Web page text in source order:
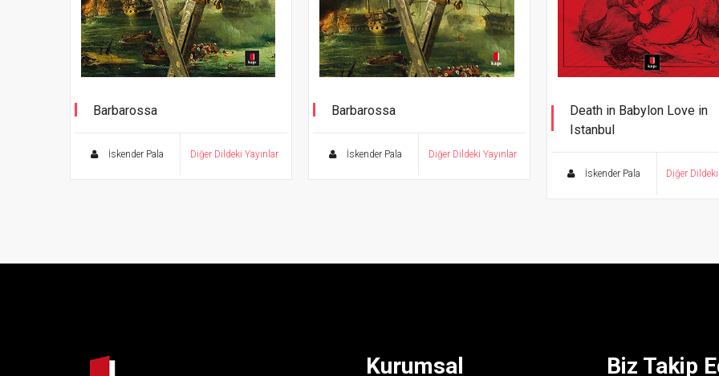
Barbarossa
İskender Pala Diğer Dildeki Yayınlar
Barbarossa
İskender Pala Diğer Dildeki Yayınlar
Death in Babylon Love in
Istanbul
İskender Pala Diğer
Kurumsal Biz Takip